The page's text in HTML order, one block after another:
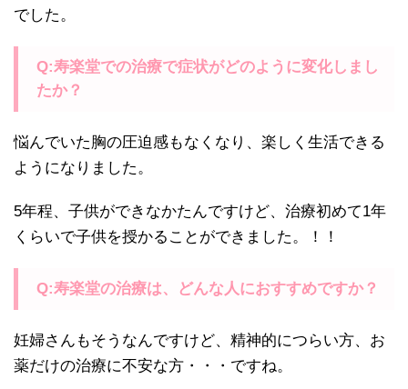
でした。
Q:寿楽堂での治療で症状がどのように変化しまし
たか？
悩んでいた胸の圧迫感もなくなり、楽しく生活できる
ようになりました。
5年程、子供ができなかたんですけど、治療初めて1年
くらいで子供を授かることができました。！！
Q:寿楽堂の治療は、どんな人におすすめですか？
妊婦さんもそうなんですけど、精神的につらい方、お
薬だけの治療に不安な方・・・ですね。